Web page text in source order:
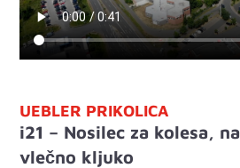
UEBLER PRIKOLICA
i21 – Nosilec za kolesa,
vlečno kljuko